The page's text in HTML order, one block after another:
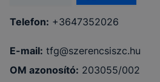
Telefon: +3647352026
E-mail: tfg@szerencsiszc.hu
OM azonosító: 203055/002